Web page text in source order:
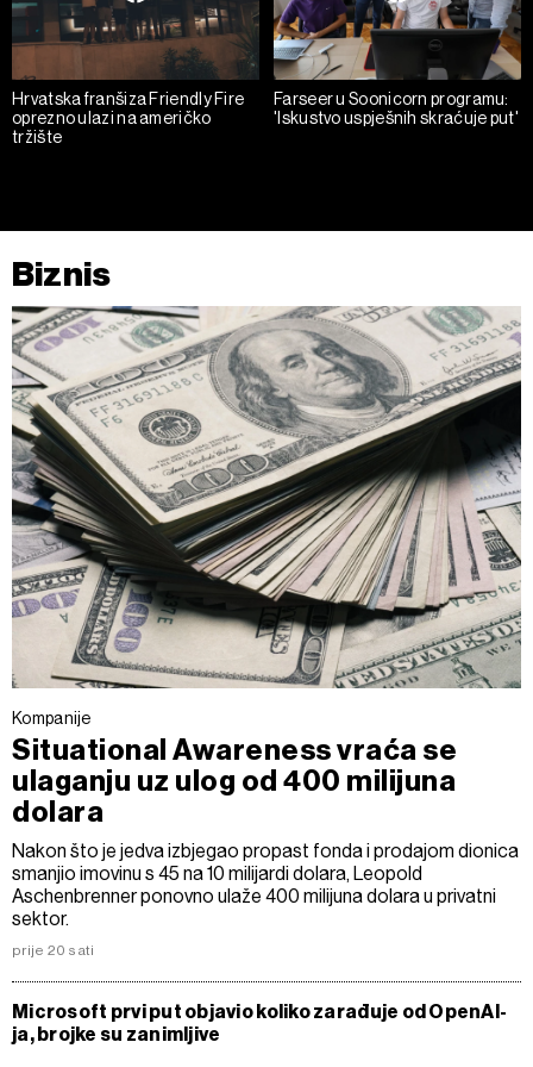
Hrvatska franšiza Friendly Fire
oprezno ulazi na američko
tržište
Farseer u Soonicorn programu:
'Iskustvo uspješnih skraćuje put'
Biznis
Kompanije
Situational Awareness vraća se
ulaganju uz ulog od 400 milijuna
dolara
Nakon što je jedva izbjegao propast fonda i prodajom dionica
smanjio imovinu s 45 na 10 milijardi dolara, Leopold
Aschenbrenner ponovno ulaže 400 milijuna dolara u privatni
sektor.
prije 20 sati
Microsoft prvi put objavio koliko zarađuje od OpenAI-
ja, brojke su zanimljive